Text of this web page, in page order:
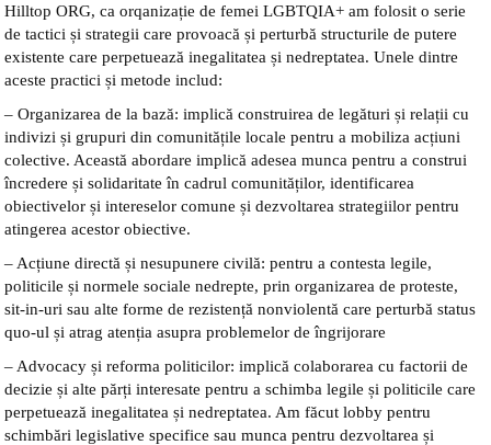
Hilltop ORG, ca orqanizație de femei LGBTQIA+ am folosit o serie
de tactici și strategii care provoacă și perturbă structurile de putere
existente care perpetuează inegalitatea și nedreptatea. Unele dintre
aceste practici și metode includ:
– Organizarea de la bază: implică construirea de legături și relații cu
indivizi și grupuri din comunitățile locale pentru a mobiliza acțiuni
colective. Această abordare implică adesea munca pentru a construi
încredere și solidaritate în cadrul comunităților, identificarea
obiectivelor și intereselor comune și dezvoltarea strategiilor pentru
atingerea acestor obiective.
– Acțiune directă și nesupunere civilă: pentru a contesta legile,
politicile și normele sociale nedrepte, prin organizarea de proteste,
sit-in-uri sau alte forme de rezistență nonviolentă care perturbă status
quo-ul și atrag atenția asupra problemelor de îngrijorare
– Advocacy și reforma politicilor: implică colaborarea cu factorii de
decizie și alte părți interesate pentru a schimba legile și politicile care
perpetuează inegalitatea și nedreptatea. Am făcut lobby pentru
schimbări legislative specifice sau munca pentru dezvoltarea și